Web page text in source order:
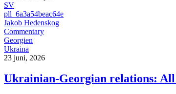
SV
pll_6a3a54beac64e
Jakob Hedenskog
Commentary
Georgien
Ukraina
23 juni, 2026
Ukrainian-Georgian relations: All